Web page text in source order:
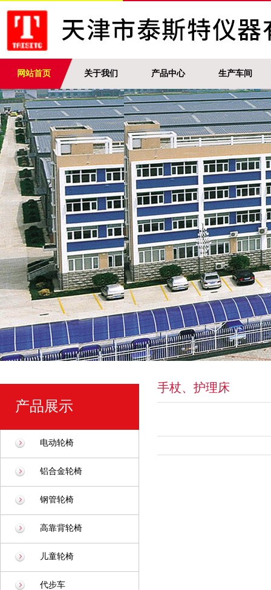
网站首页 关于我们 产品中心 生产车间
产品展示
电动轮椅
铝合金轮椅
钢管轮椅
高靠背轮椅
儿童轮椅
代步车
手杖、护理床